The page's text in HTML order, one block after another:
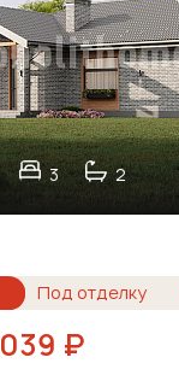
3 2
Под отделку
₽